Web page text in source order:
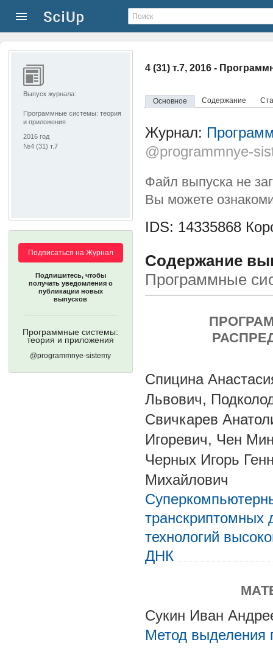
4 (31) т.7, 2016 -
Основное Содержание
Выпуск журнала:
Программные системы: теория
и приложения
2016 год
№4 (31) т.7
Подписаться на Журнал
Подпишитесь, чтобы
получать уведомления о
публикации новых
выпусков
Программные системы:
теория и приложения
@programmnye-sistemy
Журнал:
@programmnye-
Файл выпуска не
Вы можете
IDS: 14335868
Содержание
Программные
Спицина
Львович,
Свичкарев
Игоревич, Чен
Черных Игорь
Михайлович
технологий
ДНК
Сукин Иван
Метод выделения